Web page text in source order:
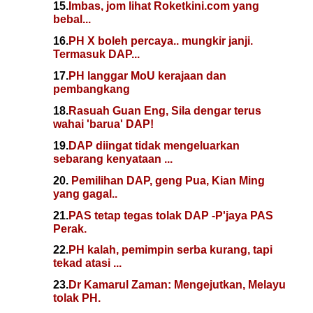
15.Imbas, jom lihat Roketkini.com yang
bebal...
16.PH X boleh percaya.. mungkir janji.
Termasuk DAP...
17.PH langgar MoU kerajaan dan
pembangkang
18.Rasuah Guan Eng, Sila dengar terus
wahai 'barua' DAP!
19.DAP diingat tidak mengeluarkan
sebarang kenyataan ...
20. Pemilihan DAP, geng Pua, Kian Ming
yang gagal..
21.PAS tetap tegas tolak DAP -P'jaya PAS
Perak.
22.PH kalah, pemimpin serba kurang, tapi
tekad atasi ...
23.Dr Kamarul Zaman: Mengejutkan, Melayu
tolak PH.